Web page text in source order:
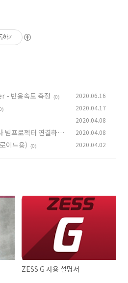
하기
- 반응속도 측정
(0) 2020.06.16
2020.04.17
2020.04.08
빔프로젝터 연결하기 2020.04.08
이드용) (0) 2020.04.02
ZESS G 사용 설명서